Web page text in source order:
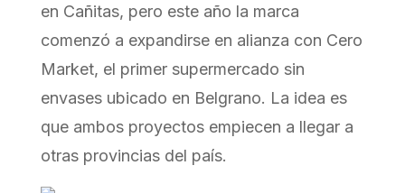
en Cañitas, pero este año la marca
comenzó a expandirse en alianza con Cero
Market, el primer supermercado sin
envases ubicado en Belgrano. La idea es
que ambos proyectos empiecen a llegar a
otras provincias del país.